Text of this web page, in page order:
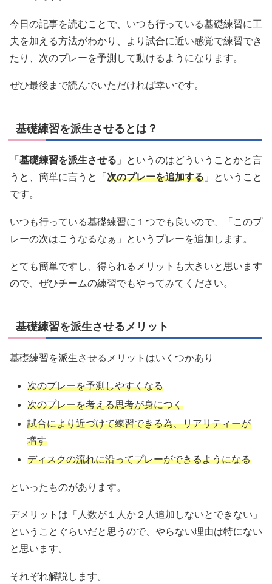
今日の記事を読むことで、いつも行っている基礎練習に工
夫を加える方法がわかり、より試合に近い感覚で練習でき
たり、次のプレーを予測して動けるようになります。
ぜひ最後まで読んでいただければ幸いです。
基礎練習を派生させるとは？
「 基礎練習を派生させる 」というのはどういうことかと言
うと、簡単に言うと「 次のプレーを追加する 」ということ
です。
いつも行っている基礎練習に１つでも良いので、「このプ
レーの次はこうなるなぁ」というプレーを追加します。
とても簡単ですし、得られるメリットも大きいと思います
ので、ぜひチームの練習でもやってみてください。
基礎練習を派生させるメリット
基礎練習を派生させるメリットはいくつかあり
次のプレーを予測しやすくなる
次のプレーを考える思考が身につく
試合により近づけて練習できる為、リアリティーが
増す
ディスクの流れに沿ってプレーができるようになる
といったものがあります。
デメリットは「人数が１人か２人追加しないとできない」
ということぐらいだと思うので、やらない理由は特にない
と思います。
それぞれ解説します。